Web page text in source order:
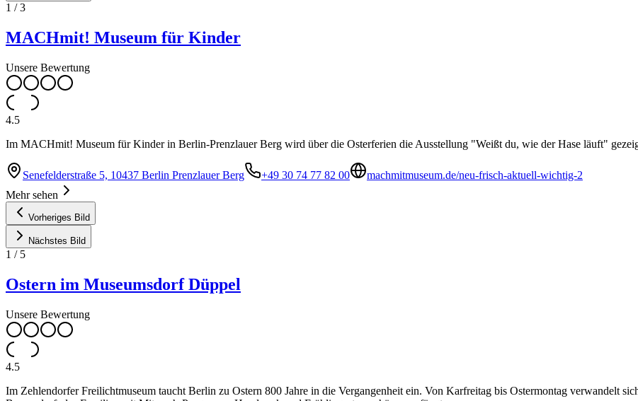
1 /3
MACHmit! Museum für Kinder
Unsere Bewertung
4.5
Im MACHmit! Museum für Kinder in Berlin-Prenzlauer Berg wird über die Osterferien die Ausstellung "Weißt du, wie der Hase läuft"
Senefelderstraße 5, 10437 Berlin Prenzlauer Berg +49 30 74 77 82 00
machmitmuseum.de/neu-frisch-aktuell-wichtig-2
Mehr sehen
Vorheriges Bild
Nächstes Bild
1 / 5
Ostern im Museumsdorf Düppel
Unsere Bewertung
4.5
Im Zehlendorfer Freilichtmuseum taucht Berlin zu Ostern 800 Jahre in die Vergangenheit ein. Von Karfreitag bis Ostermontag verwandelt